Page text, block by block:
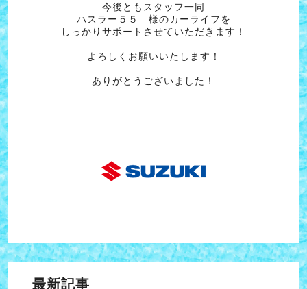
今後ともスタッフ一同
ハスラー５５ 様のカーライフを
しっかりサポートさせていただきます！
よろしくお願いいたします！
ありがとうございました！
最新記事